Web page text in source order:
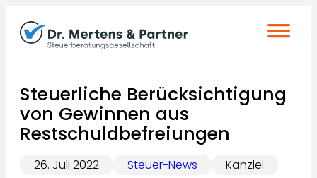
Inhalt
springen
Steuerliche Berücksichtigung
von Gewinnen aus
Restschuldbefreiungen
26. Juli 2022 Steuer-News Kanzlei